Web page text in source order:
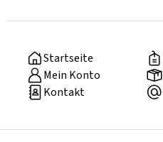
Startseite
Mein Konto
Kontakt